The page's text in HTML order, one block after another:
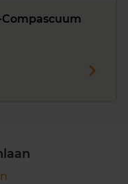
Compascuum